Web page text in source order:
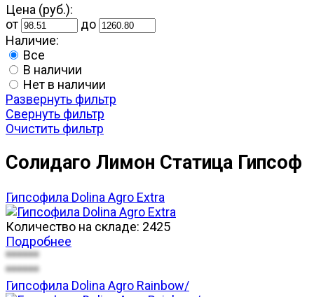
Цена (руб.):
от
до
Наличие:
Все
В наличии
Нет в наличии
Развернуть фильтр
Свернуть фильтр
Очистить фильтр
Солидаго Лимон Статица Гипсоф
Гипсофила Dolina Agro Extra
Количество на складе: 2425
Подробнее
******
******
Гипсофила Dolina Agro Rainbow/